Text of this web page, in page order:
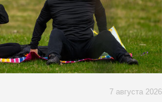
7 августа 2026